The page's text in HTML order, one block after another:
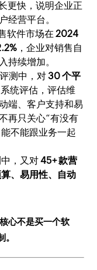
更快，说明企业正
经营平台。
软件市场在2024
，企业对销售自
持续增加。
测中，对30 个平
统评估，评估维
端、客户支持和易
再只关心“有没有
不能跟业务一起
中，又对45+ 款营
、易用性、自动
心不是买一个软